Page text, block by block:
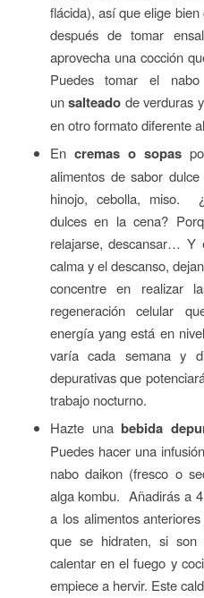
flácida), así que elige
después de tomar
aprovecha una cocción
Puedes tomar el
unsalteado de verduras
en otro formato diferente
En cremas o sopas
alimentos de sabor
hinojo, cebolla, miso.
dulces en la cena?
relajarse, descansar… Y
calma y el descanso,
concentre en realizar
regeneración celular
energía yang está en
varía cada semana y
depurativas que
trabajo nocturno.
Hazte una bebida
Puedes hacer una
nabo daikon (fresco o
alga kombu. Añadirás a
a los alimentos
que se hidraten, si son
calentar en el fuego y
empiece a hervir. Este